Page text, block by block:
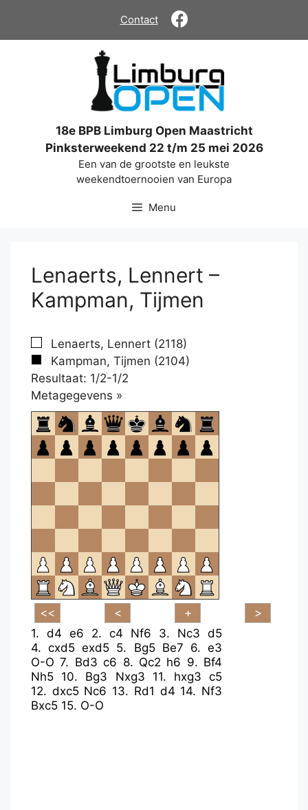
de
Contact
18e BPB Limburg Open Maastricht
Pinksterweekend 22 t/m 25 mei 2026
Een van de grootste en leukste
weekendtoernooien van Europa
Menu
Lenaerts, Lennert –
Kampman, Tijmen
Lenaerts, Lennert (2118)
Kampman, Tijmen (2104)
Resultaat: 1/2-1/2
Metagegevens »
om
te
openen.
1. d4 e6 2. c4 Nf6 3. Nc3 d5
4.cxd5 exd5 5. Bg5 Be7 6.e3
O-O 7. Bd3 c6 8. Qc2 h6 9. Bf4
Nh5 10. Bg3 Nxg3 11. hxg3
c5
12. dxc5 Nc6 13. Rd1 d4 14. Nf3
Bxc5 15. O-O